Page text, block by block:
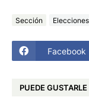
Sección
Facebook
PUEDE GUSTARLE